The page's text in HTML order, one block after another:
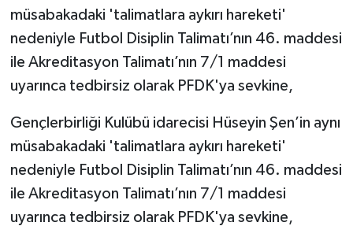
müsabakadaki 'talimatlara aykırı hareketi'
nedeniyle Futbol Disiplin Talimatı’nın 46. maddesi
ile Akreditasyon Talimatı’nın 7/1 maddesi
uyarınca tedbirsiz olarak PFDK'ya sevkine,
Gençlerbirliği Kulübü idarecisi Hüseyin Şen’in aynı
müsabakadaki 'talimatlara aykırı hareketi'
nedeniyle Futbol Disiplin Talimatı’nın 46. maddesi
ile Akreditasyon Talimatı’nın 7/1 maddesi
uyarınca tedbirsiz olarak PFDK'ya sevkine,